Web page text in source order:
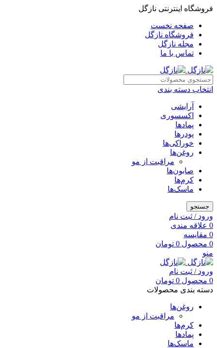
فروشگاه اینترنتی نازگل
صفحه نخست
فروشگاه نازگل
مجله نازگل
تماس با ما
انتخاب دسته بندی
آرایشی
اکسسوری
پمادها
پودرها
خوراکی‌ها
روغن‌ها
مراقبت از مو
صابون‌ها
کرم‌ها
ماسک‌ها
جستجو
ورود / ثبت نام
0 علاقه مندی
0 مقایسه
0 محصول 0 تومان
منو
ورود / ثبت نام
0 محصول 0 تومان
دسته بندی محصولات
روغن‌ها
مراقبت از مو
کرم‌ها
پمادها
ماسک‌ها